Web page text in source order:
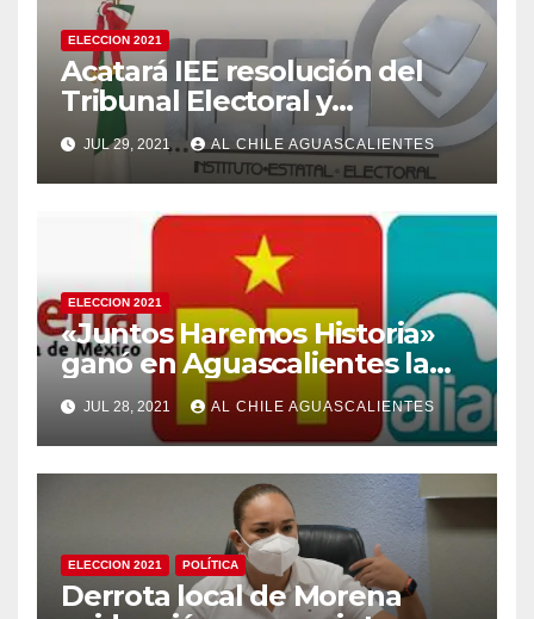
ELECCION 2021
Acatará IEE resolución del
Tribunal Electoral y
responde a inconformes
JUL 29, 2021 AL CHILE AGUASCALIENTES
ELECCION 2021
«Juntos Haremos Historia»
ganó en Aguascalientes la
mayor multa del proceso
electoral
JUL 28, 2021 AL CHILE AGUASCALIENTES
ELECCION 2021 POLÍTICA
Derrota local de Morena